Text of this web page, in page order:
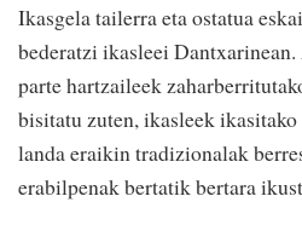
Ikasgela tailerra eta ostatua
bederatzi ikasleei
parte hartzaileek
bisitatu zuten, ikasleek
landa eraikin tradizionalak
erabilpenak bertatik bertara